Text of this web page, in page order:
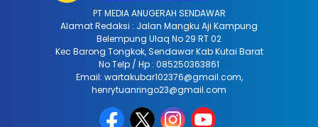
PT MEDIA ANUGERAH SENDAWAR
Alamat Redaksi : Jalan Mangku Aji Kampung
Belempung Ulaq No 29 RT 02
Kec Barong Tongkok, Sendawar Kab Kutai Barat
No Telp / Hp : 085250363861
Email: wartakubar102376@gmail.com,
henrytuanringo23@gmail.com